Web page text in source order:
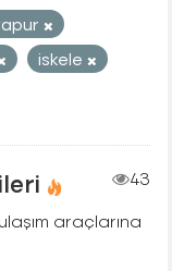
iskele
43
araçlarına